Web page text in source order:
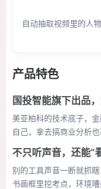
自动抽取视频里的人
产品特色
国投智能旗下出品
美亚柏科的技术底子，
自己，拿去搞商业分析
不只听声音，还能“
别的工具声音一断就抓
书画框里挖考点，环境